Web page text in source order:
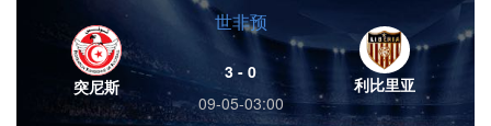
突尼斯
世非预
3 - 0
09-05-03:00
利比里亚